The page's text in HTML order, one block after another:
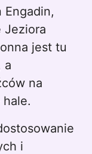
Engadin,
Jeziora
jest tu
a
na
i